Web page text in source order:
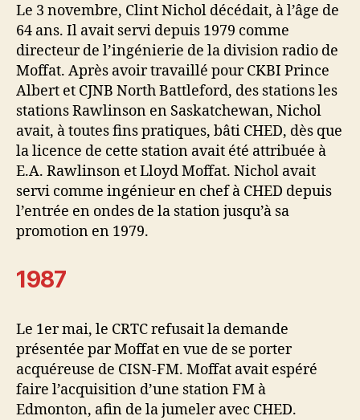
Le 3 novembre, Clint Nichol décédait, à l’âge de
64 ans. Il avait servi depuis 1979 comme
directeur de l’ingénierie de la division radio de
Moffat. Après avoir travaillé pour CKBI Prince
Albert et CJNB North Battleford, des stations les
stations Rawlinson en Saskatchewan, Nichol
avait, à toutes fins pratiques, bâti CHED, dès que
la licence de cette station avait été attribuée à
E.A. Rawlinson et Lloyd Moffat. Nichol avait
servi comme ingénieur en chef à CHED depuis
l’entrée en ondes de la station jusqu’à sa
promotion en 1979.
1987
Le 1er mai, le CRTC refusait la demande
présentée par Moffat en vue de se porter
acquéreuse de CISN-FM. Moffat avait espéré
faire l’acquisition d’une station FM à
Edmonton, afin de la jumeler avec CHED.